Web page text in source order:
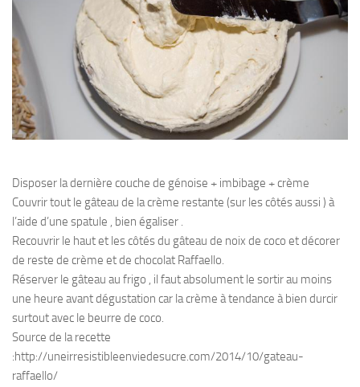
Disposer la dernière couche de génoise + imbibage + crème
Couvrir tout le gâteau de la crème restante (sur les côtés aussi ) à
l’aide d’une spatule , bien égaliser .
Recouvrir le haut et les côtés du gâteau de noix de coco et décorer
de reste de crème et de chocolat Raffaello.
Réserver le gâteau au frigo , il faut absolument le sortir au moins
une heure avant dégustation car la crème à tendance à bien durcir
surtout avec le beurre de coco.
Source de la recette
:http://uneirresistibleenviedesucre.com/2014/10/gateau-
raffaello/